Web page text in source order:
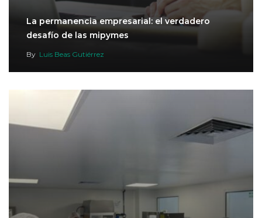
La permanencia empresarial: el verdadero
desafío de las mipymes
By Luis Beas Gutiérrez